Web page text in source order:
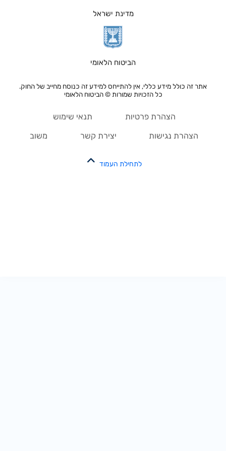
מדינת ישראל
הביטוח הלאומי
אתר זה כולל מידע כללי, אין להתייחס למידע זה כנוסח מחייב של החוק.
כל הזכויות שמורות © הביטוח הלאומי
הצהרת פרטיות תנאי שימוש
הצהרת נגישות יצירת קשר משוב
לתחילת העמוד